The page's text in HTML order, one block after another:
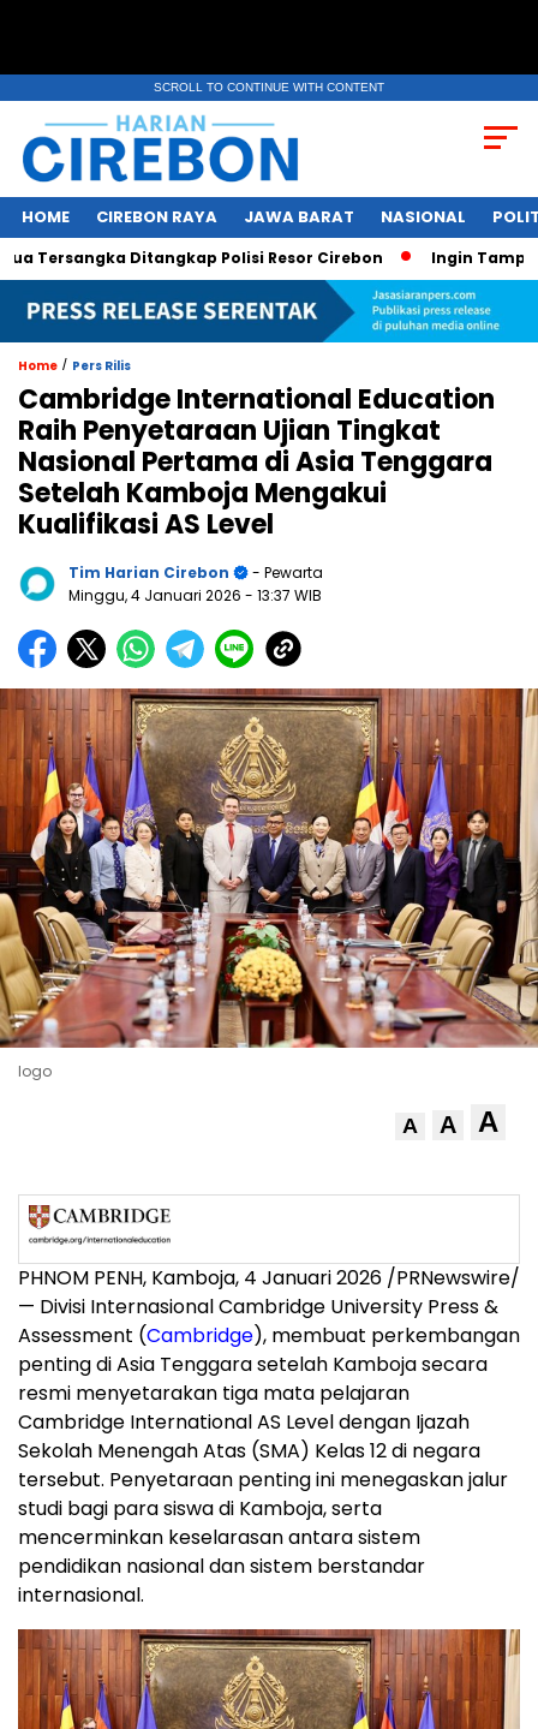
SCROLL TO CONTINUE WITH CONTENT
HOME CIREBON RAYA JAWA BARAT NASIONAL
Ditangkap Polisi Resor Cirebon Ingin Tampil di
Home / Pers Rilis
Cambridge International Education
Raih Penyetaraan Ujian Tingkat
Nasional Pertama di Asia Tenggara
Setelah Kamboja Mengakui
Kualifikasi AS Level
Tim Harian Cirebon
- Pewarta
Minggu, 4 Januari 2026 - 13:37 WIB
logo
A A A
PHNOM PENH, Kamboja, 4 Januari 2026 /PRNewswire/
— Divisi InternasionalCambridge University Press &
Assessment (Cambridge), membuat perkembangan
penting diAsia Tenggarasetelah Kamboja secara
resmi menyetarakan tiga mata pelajaran
Cambridge International AS Level dengan Ijazah
Sekolah Menengah Atas (SMA) Kelas 12 di negara
tersebut. Penyetaraan penting ini menegaskan jalur
studi bagi para siswa di Kamboja, serta
mencerminkan keselarasan antara sistem
pendidikan nasional dan sistem berstandar
internasional.